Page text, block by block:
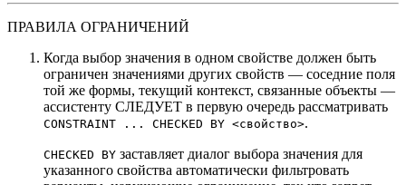
ПРАВИЛА ОГРАНИЧЕНИЙ
Когда выбор значения в одном свойстве должен быть
ограничен значениями других свойств — соседние поля
той же формы, текущий контекст, связанные объекты —
ассистенту СЛЕДУЕТ в первую очередь рассматривать
CONSTRAINT ... CHECKED BY <свойство>.
CHECKED BY заставляет диалог выбора значения для
указанного свойства автоматически фильтровать